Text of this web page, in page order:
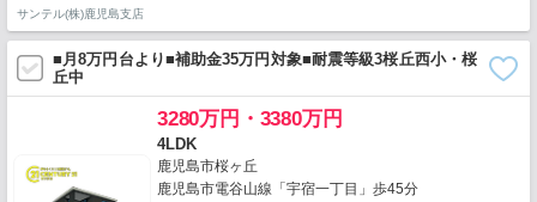
サンテル(株)鹿児島支店
■月8万円台より■補助金35万円対象■耐震等級3桜丘西小・桜
丘中
3280万円・3380万円
4LDK
鹿児島市桜ヶ丘
鹿児島市電谷山線「宇宿一丁目」歩45分